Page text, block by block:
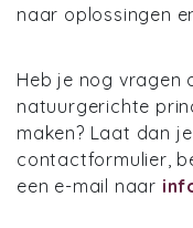
naar oplossingen
Heb je nog vragen
natuurgerichte
maken? Laat dan
contactformulier,
een e-mail naar